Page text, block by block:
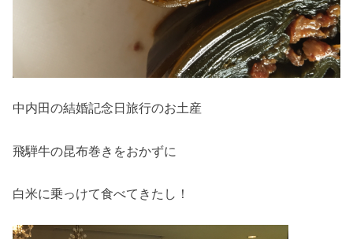
中内田の結婚記念日旅行のお土産
飛騨牛の昆布巻きをおかずに
白米に乗っけて食べてきたし！